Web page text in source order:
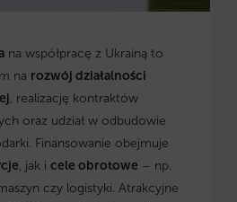
na współpracę z Ukrainą to
na rozwój działalności
, realizację kontraktów
oraz udział w odbudowie
Finansowanie obejmuje
, jak i cele obrotowe – np.
czy logistyki. Atrakcyjne